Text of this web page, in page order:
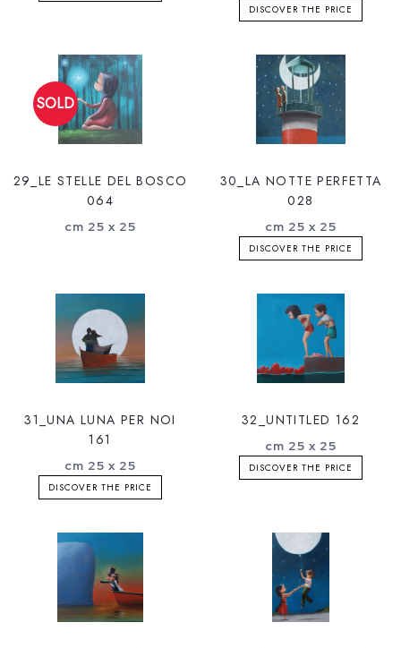
DISCOVER THE PRICE
29_LE STELLE DEL BOSCO
064
cm 25 x 25
30_LA NOTTE PERFETTA
028
cm 25 x 25
DISCOVER THE PRICE
31_UNA LUNA PER NOI
161
cm 25 x 25
DISCOVER THE PRICE
32_UNTITLED 162
cm 25 x 25
DISCOVER THE PRICE